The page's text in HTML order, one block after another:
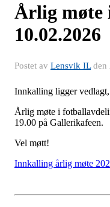
Årlig møte
10.02.2026
Postet av Lensvik ILden
Innkalling ligger vedlagt,
Årlig møte i
19.00 på Gallerikafeen.
Vel møtt!
Innkalling årlig møte